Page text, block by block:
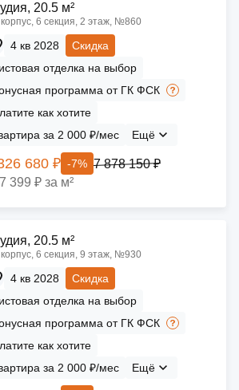
20.5 м²
6 секция, 2 этаж, №860
4 кв 2028
Скидка
отделка на выбор
программа от ГК ФСК
как хотите
за 2 000 ₽/мес
Ещё
680 ₽ -7% 7 878 150 ₽
399 ₽ за м²
20.5 м²
6 секция, 9 этаж, №930
4 кв 2028
Скидка
отделка на выбор
программа от ГК ФСК
как хотите
за 2 000 ₽/мес
Ещё